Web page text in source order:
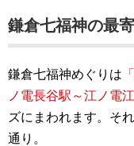
鎌倉七福神の最
鎌倉七福神めぐりは
ノ電長谷駅～江ノ電江
ズにまわれます。そ
通り。